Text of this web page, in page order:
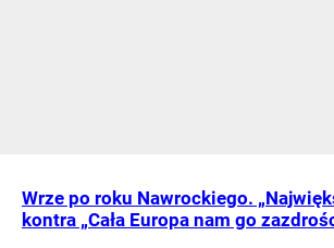
Wrze po roku Nawrockiego.
kontra „Cała Europa nam go